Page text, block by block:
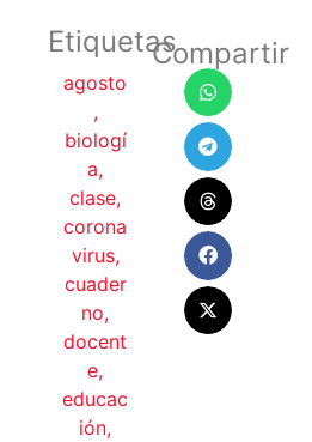
Etiquetas
agosto
,
biologí
a,
clase,
corona
virus,
cuader
no,
docent
e,
educac
ión,
Compartir